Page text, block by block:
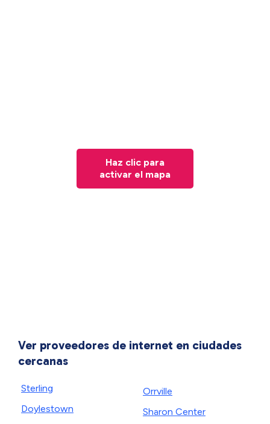
Haz clic para
activar el mapa
Ver proveedores de internet en ciudades
cercanas
Sterling
Doylestown
Orrville
Sharon Center